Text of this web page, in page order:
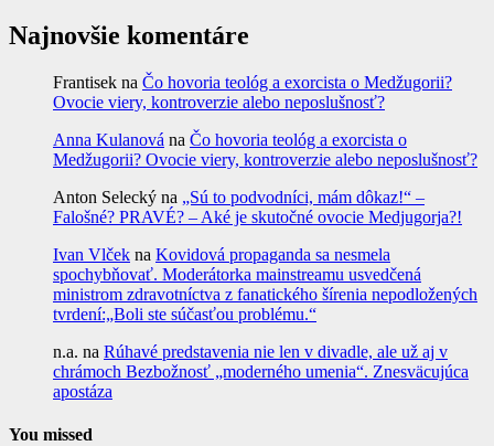
Najnovšie komentáre
Frantisek na Čo hovoria teológ a exorcista o Medžugorii?
Ovocie viery, kontroverzie alebo neposlušnosť?
Anna Kulanová na Čo hovoria teológ a exorcista o
Medžugorii? Ovocie viery, kontroverzie alebo neposlušnosť?
Anton Selecký na „Sú to podvodníci, mám dôkaz!“ –
Falošné? PRAVÉ? – Aké je skutočné ovocie Medjugorja?!
Ivan Vlček na Kovidová propaganda sa nesmela
spochybňovať. Moderátorka mainstreamu usvedčená
ministrom zdravotníctva z fanatického šírenia nepodložených
tvrdení:„Boli ste súčasťou problému.“
n.a. na Rúhavé predstavenia nie len v divadle, ale už aj v
chrámoch Bezbožnosť „moderného umenia“. Znesväcujúca
apostáza
You missed